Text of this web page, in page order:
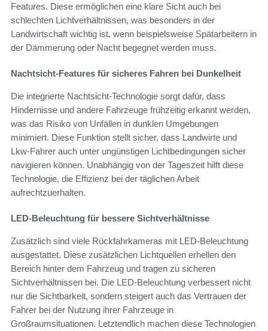
Features. Diese ermöglichen eine klare Sicht auch bei
schlechten Lichtverhältnissen, was besonders in der
Landwirtschaft wichtig ist, wenn beispielsweise Spätarbeitern in
der Dämmerung oder Nacht begegnet werden muss.
Nachtsicht-Features für sicheres Fahren bei Dunkelheit
Die integrierte Nachtsicht-Technologie sorgt dafür, dass
Hindernisse und andere Fahrzeuge frühzeitig erkannt werden,
was das Risiko von Unfällen in dunklen Umgebungen
minimiert. Diese Funktion stellt sicher, dass Landwirte und
Lkw-Fahrer auch unter ungünstigen Lichtbedingungen sicher
navigieren können. Unabhängig von der Tageszeit hilft diese
Technologie, die Effizienz bei der täglichen Arbeit
aufrechtzuerhalten.
LED-Beleuchtung für bessere Sichtverhältnisse
Zusätzlich sind viele Rückfahrkameras mit LED-Beleuchtung
ausgestattet. Diese zusätzlichen Lichtquellen erhellen den
Bereich hinter dem Fahrzeug und tragen zu sicheren
Sichtverhältnissen bei. Die LED-Beleuchtung verbessert nicht
nur die Sichtbarkeit, sondern steigert auch das Vertrauen der
Fahrer bei der Nutzung ihrer Fahrzeuge in
Großraumsituationen. Letztendlich machen diese Technologien